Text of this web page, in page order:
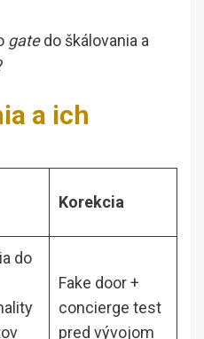
gatedo škálovania a
a ich
Korekcia
do
Fake door +
concierge test
pred vývojom